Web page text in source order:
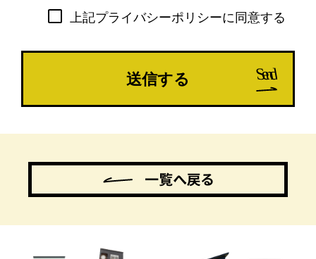
な情報を取り扱っております。弊社は個
び管理体制の確立を図るとともに、以下
のとおりプライバシーポリシーを定め、
て
上記プライバシーポリシーに同意する